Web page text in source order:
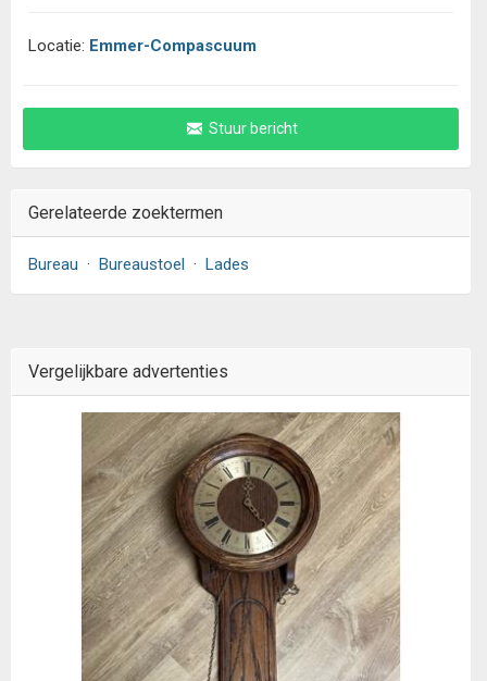
Locatie: Emmer-Compascuum
Stuur bericht
Gerelateerde zoektermen
Bureau · Bureaustoel · Lades
Vergelijkbare advertenties